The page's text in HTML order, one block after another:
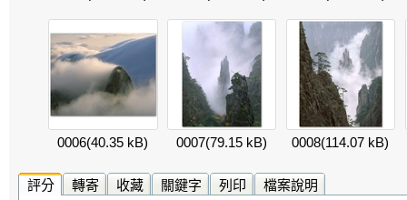
0006(40.35 kB) 0007(79.15 kB) 0008(114.07 kB)
評分 轉寄 收藏 關鍵字 列印 檔案說明